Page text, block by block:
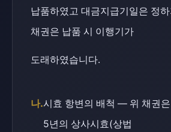
납품하였고 대금지급기일은 정
채권은 납품 시 이행기가
도래하였습니다.
나.시효 항변의 배척 — 위 채권
5년의 상사시효(상법